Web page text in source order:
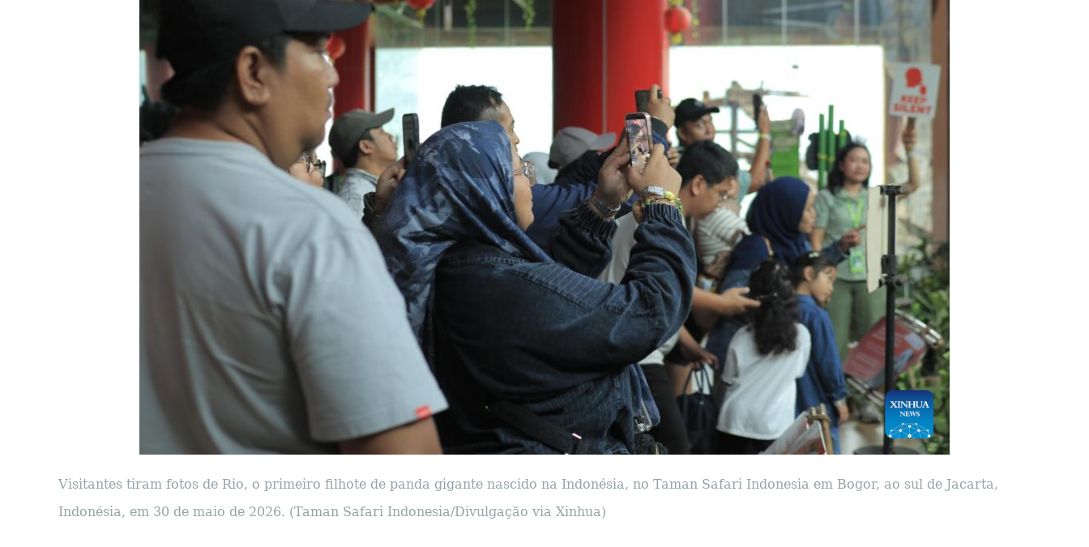
Visitantes tiram fotos de Rio, o primeiro filhote de panda gigante nascido na Indonésia, no Taman Safari Indonesia em Bogor, ao sul de Jacarta,
Indonésia, em 30 de maio de 2026. (Taman Safari Indonesia/Divulgação via Xinhua)